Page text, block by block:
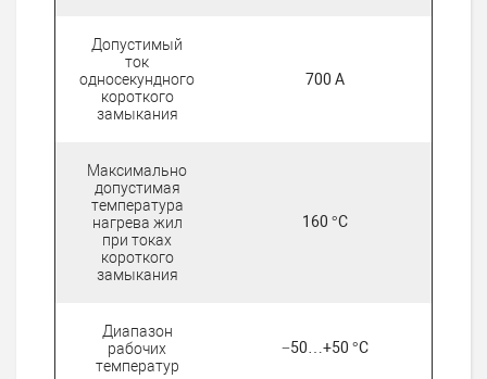
Допустимый
ток
односекундного
короткого
замыкания
700 А
Максимально
допустимая
температура
нагрева жил
при токах
короткого
замыкания
160 °C
Диапазон
рабочих
температур
−50…+50 °C